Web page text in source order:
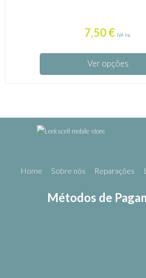
7,50€ IVA Inc.
Ver opções
Home Sobre nós Reparações
Métodos de